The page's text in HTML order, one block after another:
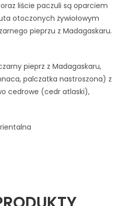
liście paczuli są oparciem
otoczonych żywiołowym
pieprzu z Madagaskaru.
pieprz z Madagaskaru,
palczatka nastroszona) z
cedrowe (cedr atlaski),